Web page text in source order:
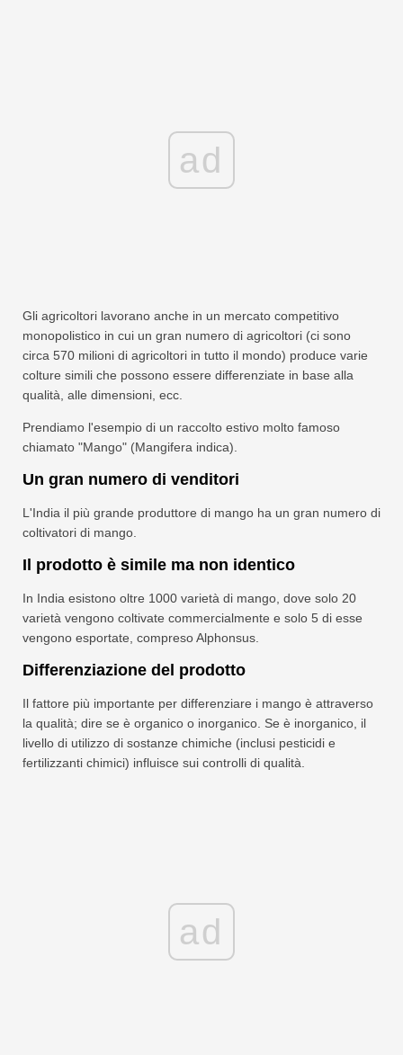
ad
Gli agricoltori lavorano anche in un mercato competitivo
monopolistico in cui un gran numero di agricoltori (ci sono
circa 570 milioni di agricoltori in tutto il mondo) produce varie
colture simili che possono essere differenziate in base alla
qualità, alle dimensioni, ecc.
Prendiamo l'esempio di un raccolto estivo molto famoso
chiamato "Mango" (Mangifera indica).
Un gran numero di venditori
L'India il più grande produttore di mango ha un gran numero di
coltivatori di mango.
Il prodotto è simile ma non identico
In India esistono oltre 1000 varietà di mango, dove solo 20
varietà vengono coltivate commercialmente e solo 5 di esse
vengono esportate, compreso Alphonsus.
Differenziazione del prodotto
Il fattore più importante per differenziare i mango è attraverso
la qualità; dire se è organico o inorganico. Se è inorganico, il
livello di utilizzo di sostanze chimiche (inclusi pesticidi e
fertilizzanti chimici) influisce sui controlli di qualità.
ad